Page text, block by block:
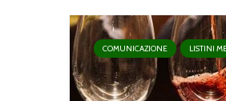
COMUNICAZIONE LISTINI